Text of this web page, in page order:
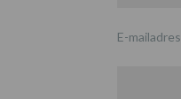
E-mailadres